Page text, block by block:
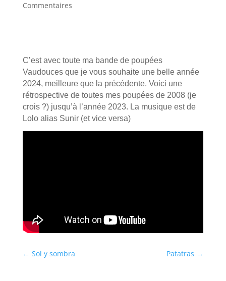
Commentaires
C’est avec toute ma bande de poupées
Vaudouces que je vous souhaite une belle année
2024, meilleure que la précédente. Voici une
rétrospective de toutes mes poupées de 2008 (je
crois ?) jusqu’à l’année 2023. La musique est de
Lolo alias Sunir (et vice versa)
← Sol y sombra Patatras →